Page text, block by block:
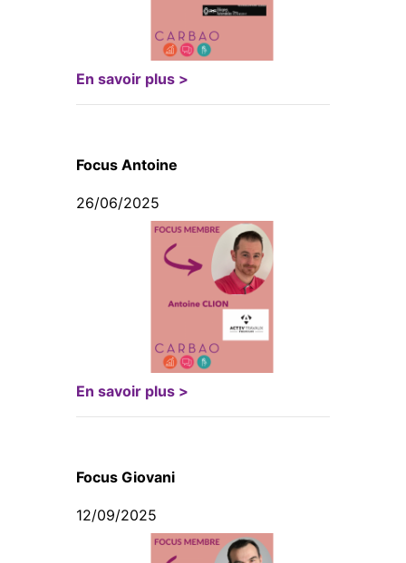
En savoir plus >
Focus Antoine
26/06/2025
En savoir plus >
Focus Giovani
12/09/2025